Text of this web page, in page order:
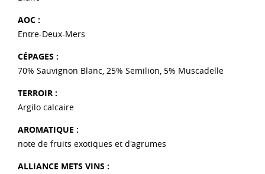
AOC :
Entre-Deux-Mers
CÉPAGES :
70% Sauvignon Blanc, 25% Semilion, 5% Muscadelle
TERROIR :
Argilo calcaire
AROMATIQUE :
note de fruits exotiques et d'agrumes
ALLIANCE METS VINS :